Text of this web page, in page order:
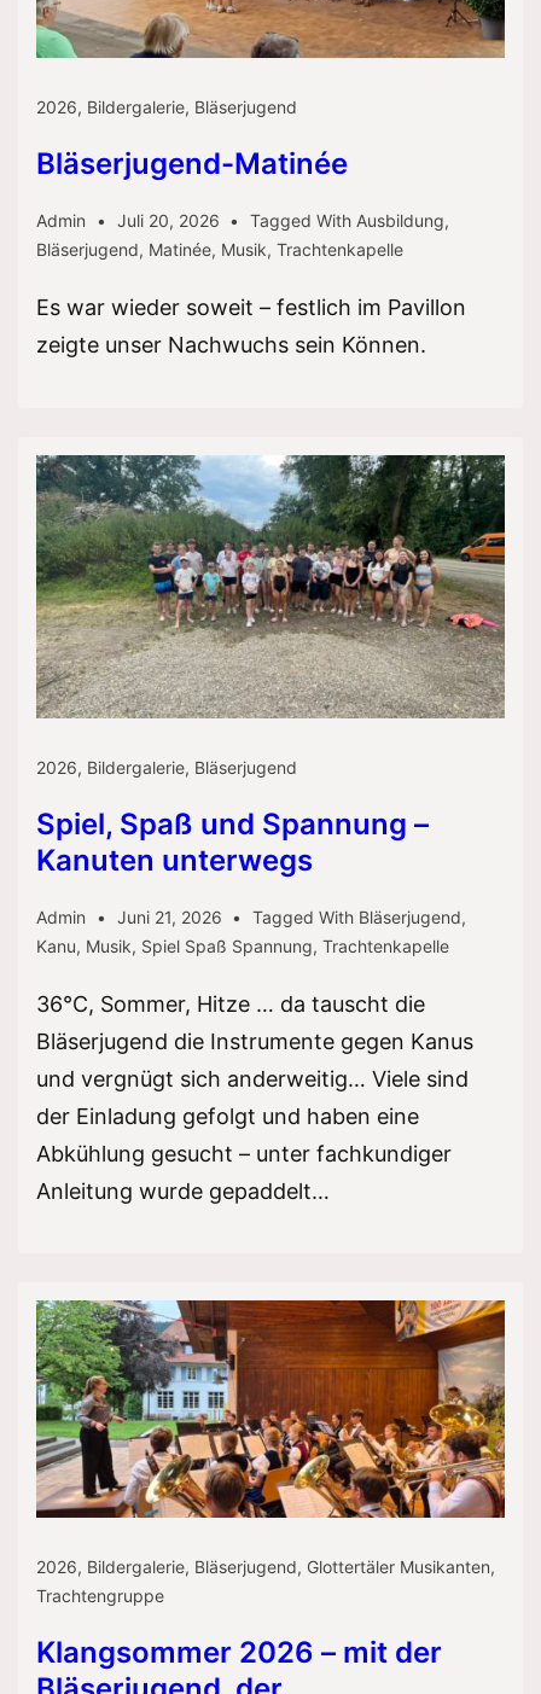
2026, Bildergalerie, Bläserjugend
Bläserjugend-Matinée
Admin Juli 20, 2026 Tagged With Ausbildung,
Bläserjugend, Matinée, Musik, Trachtenkapelle
Es war wieder soweit – festlich im Pavillon
zeigte unser Nachwuchs sein Können.
2026, Bildergalerie, Bläserjugend
Spiel, Spaß und Spannung –
Kanuten unterwegs
Admin Juni 21, 2026 Tagged With Bläserjugend,
Kanu, Musik, Spiel Spaß Spannung, Trachtenkapelle
36°C, Sommer, Hitze … da tauscht die
Bläserjugend die Instrumente gegen Kanus
und vergnügt sich anderweitig… Viele sind
der Einladung gefolgt und haben eine
Abkühlung gesucht – unter fachkundiger
Anleitung wurde gepaddelt…
2026, Bildergalerie, Bläserjugend, Glottertäler Musikanten,
Trachtengruppe
Klangsommer 2026 – mit der